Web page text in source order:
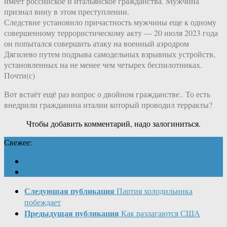
признал вину в этом преступлении.
Следствие установило причастность мужчины еще к одному
совершенному террористическому акту — 20 июля 2023 года
он попытался совершить атаку на военный аэродром
Дягилево путем подрыва самодельных взрывных устройств,
установленных на не менее чем четырех беспилотниках.
Почти(с)
Вот встаёт ещё раз вопрос о двойном гражданстве.. То есть
внедрили гражданина италии который проводил терракты?
Чтобы добавить комментарий, надо залогиниться.
Свежее:
Следующая публикация Партия холодильника
побеждает
Предыдущая публикация Как разлагаются США